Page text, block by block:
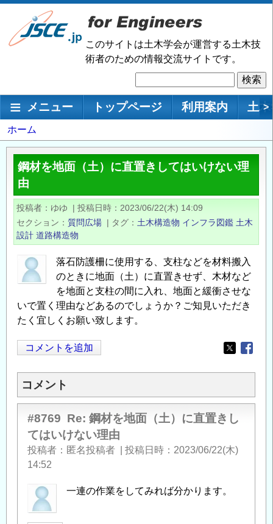
メ
ン
移
このサイトは土木学会が運営する土木技
術者のための情報交流サイトです。
索
メインナビゲーション
メニュー トップページ 利用案内 土 >
パ
ン
く
ず
ホーム
鋼材を地面（土）に直置きしてはいけない理
由
投稿者 ゆゆ | 投稿日時
2023/06/22(木) 14:09
セクション
質問広場 | タグ 土木構造物 インフラ図鑑 土木
設計 道路構造物
落石防護柵に使用する、支柱などを材料搬入
のときに地面（土）に直置きせず、木材など
を地面と支柱の間に入れ、地面と緩衝させな
いで置く理由などあるのでしょうか？ご知見いただき
たく宜しくお願い致します。
コメントを追加
Opens in
コメント
#8769 Re: 鋼材を地面（土）に直置きし
てはいけない理由
投稿者 匿名投稿者 投稿日時
2023/06/22(木)
14:52
一連の作業をしてみれば分かります。